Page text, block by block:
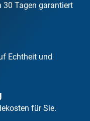
30 Tagen garantiert
Echtheit und
für Sie.